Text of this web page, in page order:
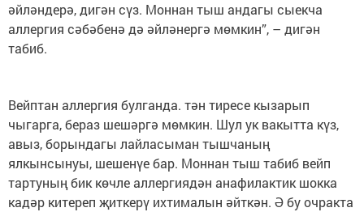
әйләндерә, дигән сүз. Моннан тыш андагы сыекча
аллергия сәбәбенә дә әйләнергә мөмкин”, – дигән
табиб.
Вейптан аллергия булганда. тән тиресе кызарып
чыгарга, бераз шешәргә мөмкин. Шул ук вакытта күз,
авыз, борындагы лайласыман тышчаның
ялкынсынуы, шешенүе бар. Моннан тыш табиб вейп
тартуның бик көчле аллергиядән анафилактик шокка
кадәр китереп җиткерү ихтималын әйткән. Ә бу очракта